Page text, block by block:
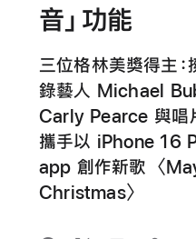
音」功能
三位格林美獎得主
錄藝人 Michael
Carly Pearce 與唱
攜手以 iPhone 16
app 創作新歌〈
Christmas〉